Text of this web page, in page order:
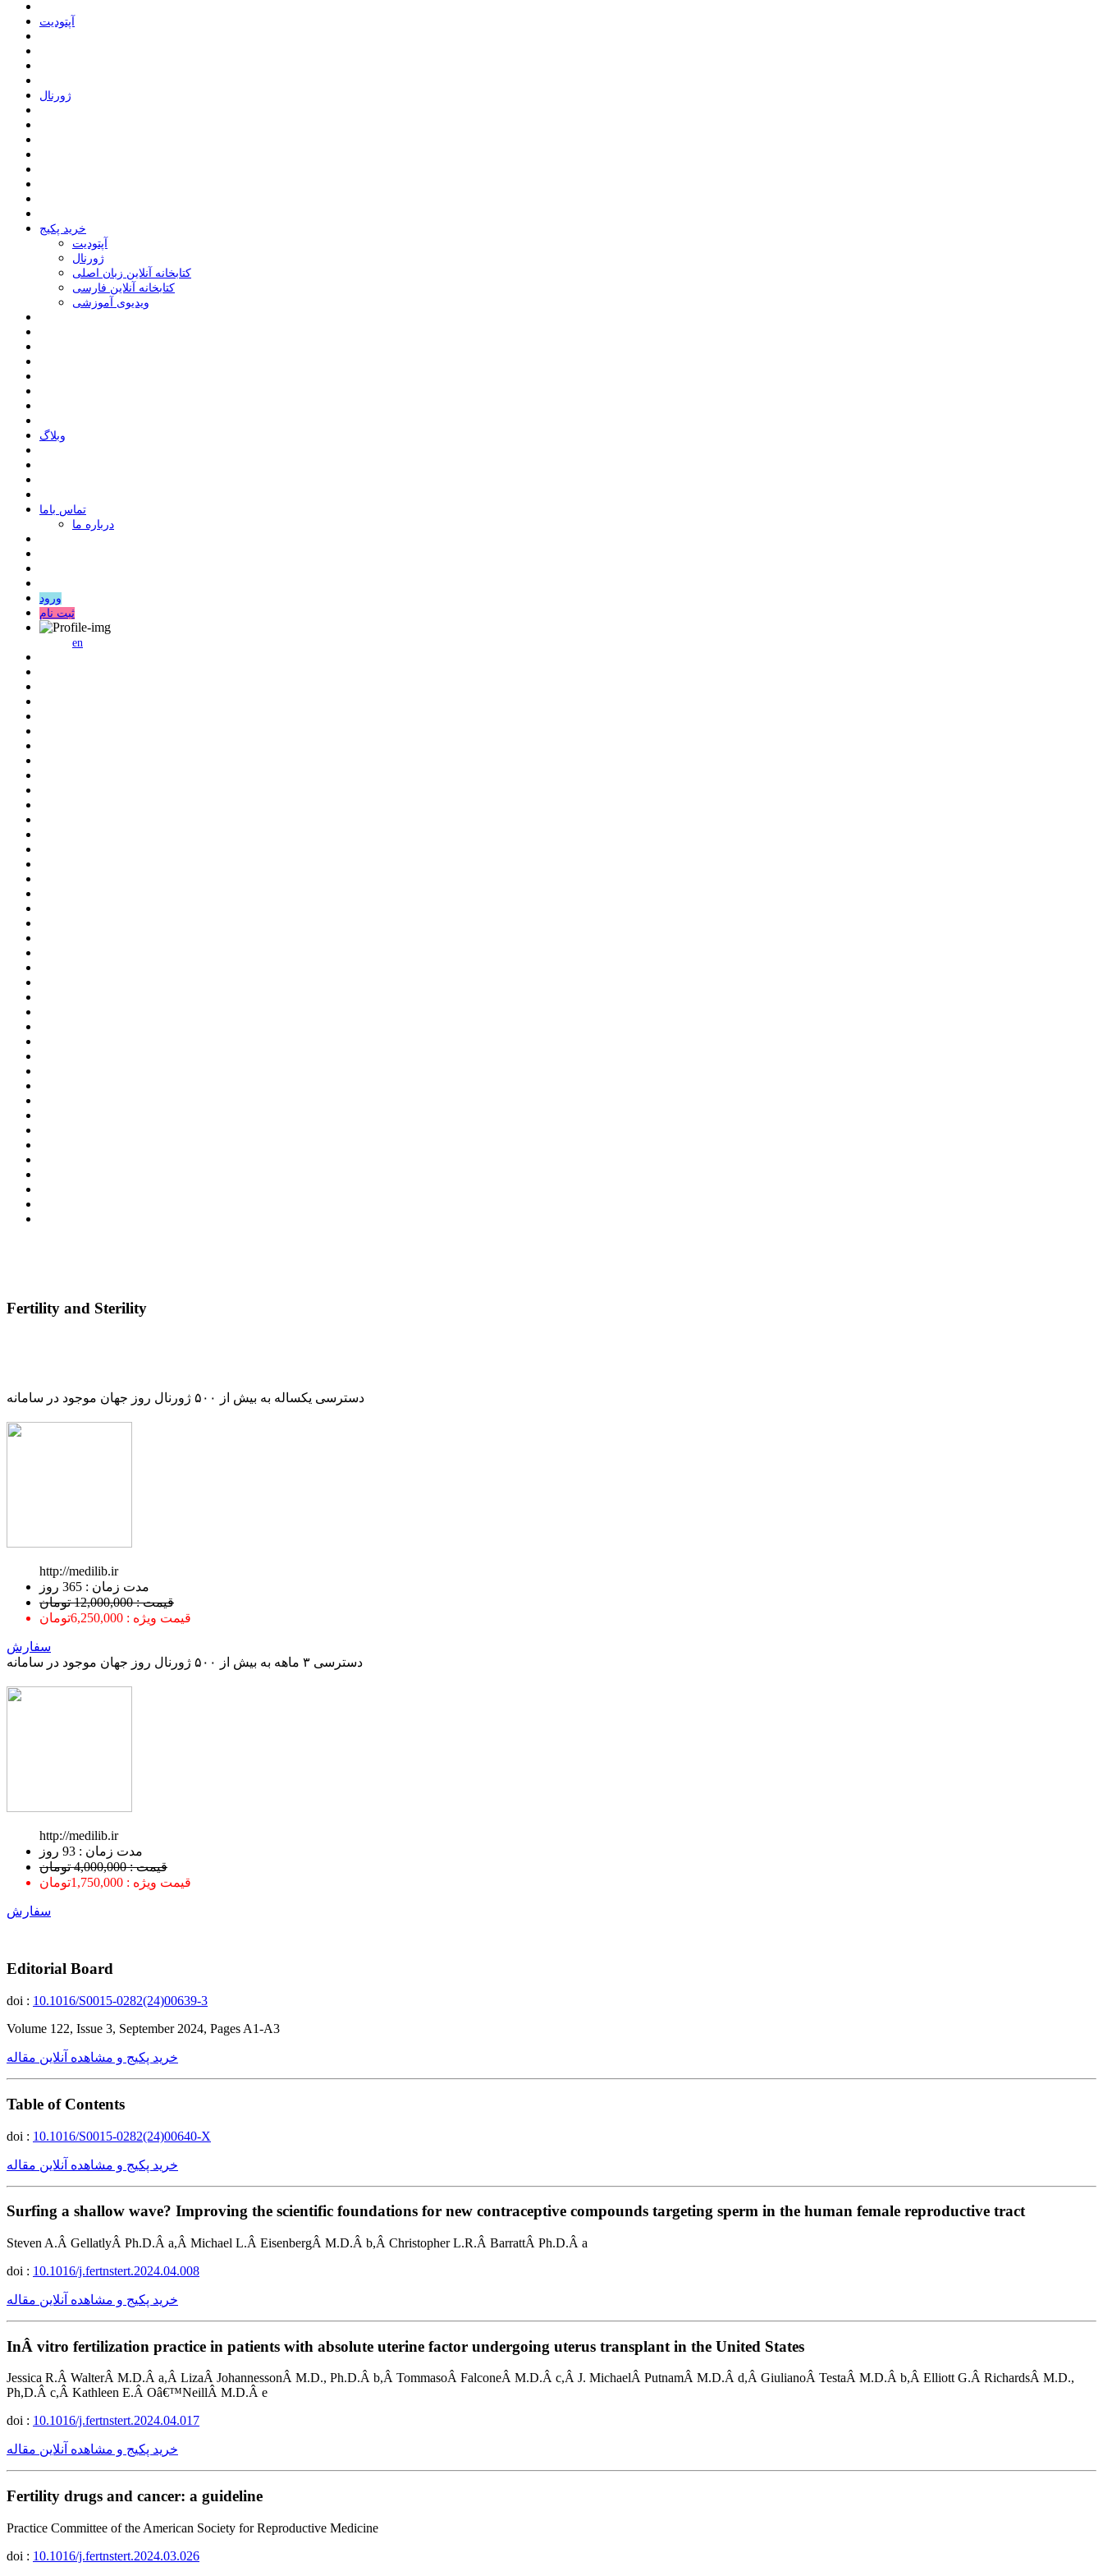
ﺁﭘﺘﻮﺩﯾﺖ
ﮊﻭﺭﻧﺎﻝ
خرید پکیج
ﺁﭘﺘﻮﺩﯾﺖ
ﮊﻭﺭﻧﺎﻝ
کتابخانه آنلاین زبان اصلی
کتابخانه آنلاین فارسی
ویدیوی آموزشی
وبلاگ
ﺗﻤﺎﺱ ﺑﺎﻣﺎ
درباره ما
ورود
ثبت نام
en
Fertility and Sterility
دسترسی یکساله به بیش از ۵۰۰ ژورنال روز جهان موجود در سامانه
http://medilib.ir
ﻣﺪﺕ ﺯﻣﺎﻥ : 365 ﺭﻭﺯ
قیمت : 12,000,000 تومان
قیمت ویژه : 6,250,000تومان
سفارش
دسترسی ۳ ماهه به بیش از ۵۰۰ ژورنال روز جهان موجود در سامانه
http://medilib.ir
ﻣﺪﺕ ﺯﻣﺎﻥ : 93 ﺭﻭﺯ
قیمت : 4,000,000 تومان
قیمت ویژه : 1,750,000تومان
سفارش
Editorial Board
doi : 10.1016/S0015-0282(24)00639-3
Volume 122, Issue 3, September 2024, Pages A1-A3
خرید پکیج و مشاهده آنلاین مقاله
Table of Contents
doi : 10.1016/S0015-0282(24)00640-X
خرید پکیج و مشاهده آنلاین مقاله
Surfing a shallow wave? Improving the scientific foundations for new contraceptive compounds targeting sperm in the human female reproductive tract
Steven A.Â GellatlyÂ Ph.D.Â a,Â Michael L.Â EisenbergÂ M.D.Â b,Â Christopher L.R.Â BarrattÂ Ph.D.Â a
doi : 10.1016/j.fertnstert.2024.04.008
خرید پکیج و مشاهده آنلاین مقاله
InÂ vitro fertilization practice in patients with absolute uterine factor undergoing uterus transplant in the United States
Jessica R.Â WalterÂ M.D.Â a,Â LizaÂ JohannessonÂ M.D., Ph.D.Â b,Â TommasoÂ FalconeÂ M.D.Â c,Â J. MichaelÂ PutnamÂ M.D.Â d,Â GiulianoÂ TestaÂ M.D.Â b,Â Elliott G.Â RichardsÂ M.D.,
Ph,D.Â c,Â Kathleen E.Â Oâ€™NeillÂ M.D.Â e
doi : 10.1016/j.fertnstert.2024.04.017
خرید پکیج و مشاهده آنلاین مقاله
Fertility drugs and cancer: a guideline
Practice Committee of the American Society for Reproductive Medicine
doi : 10.1016/j.fertnstert.2024.03.026